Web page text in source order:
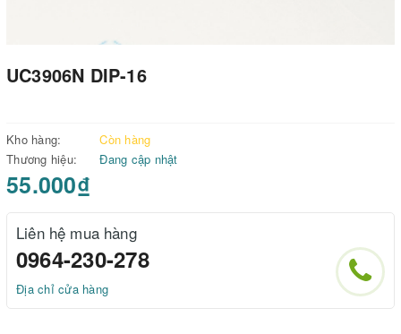
UC3906N DIP-16
Kho hàng:
Còn hàng
Thương hiệu:
Đang cập nhật
55.000₫
Liên hệ mua hàng
0964-230-278
Địa chỉ cửa hàng